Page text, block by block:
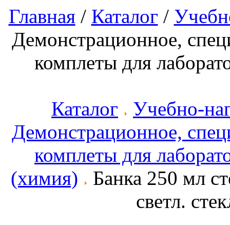
Главная/ Каталог /
Демонстрационное,
комплеты для
Каталог
Учебно-
Демонстрационное,
комплеты для
(химия)
Банка 250 мл
светл.